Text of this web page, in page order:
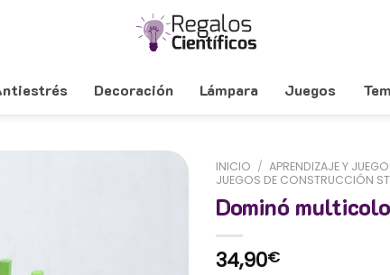
Decoración Lámpara Juegos
INICIO / APRENDIZAJE Y
JUEGOS DE CONSTRUCCIÓN
Dominó
34,90€